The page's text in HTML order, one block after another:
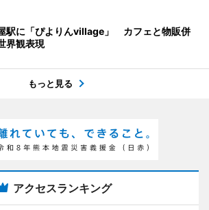
駅に「ぴよりんvillage」 カフェと物販併
界観表現
もっと見る
アクセスランキング